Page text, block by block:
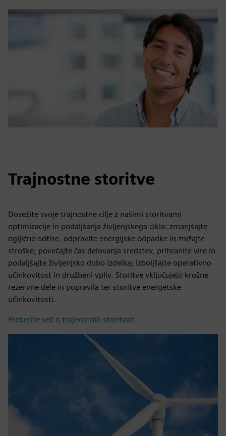
Trajnostne storitve
Dosežite svoje trajnostne cilje z našimi storitvami
optimizacije in podaljšanja življenjskega cikla: zmanjšajte
ogljične odtise, odpravite energijske odpadke in znižajte
stroške; povečajte čas delovanja sredstev, prihranite vire in
podaljšajte življenjsko dobo izdelka; izboljšajte operativno
učinkovitost in družbeni vpliv. Storitve vključujejo krožne
rezervne dele in popravila ter storitve energetske
učinkovitosti.
Preberite več o trajnostnih storitvah